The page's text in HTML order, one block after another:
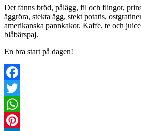
Det fanns bröd, pålägg, fil och flingor,
äggröra, stekta ägg, stekt potatis,
amerikanska pannkakor. Kaffe, te och
blåbärspaj.
En bra start på dagen!
Facebook
Twitter
WhatsApp